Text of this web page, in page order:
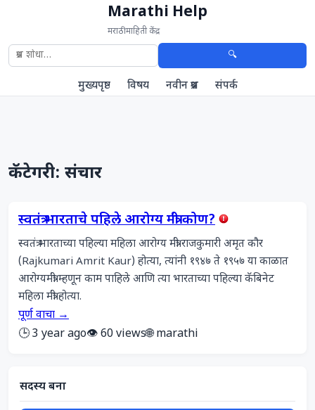
Marathi Help
मराठी माहिती केंद्र
🔍
मुख्यपृष्ठ विषय नवीन प्रश्न संपर्क
कॅटेगरी: संचार
स्वतंत्र भारताचे पहिले आरोग्य मंत्री कोण?
स्वतंत्र भारताच्या पहिल्या महिला आरोग्य मंत्री राजकुमारी अमृत कौर
(Rajkumari Amrit Kaur) होत्या, त्यांनी १९४७ ते १९५७ या काळात
आरोग्यमंत्री म्हणून काम पाहिले आणि त्या भारताच्या पहिल्या कॅबिनेट
महिला मंत्री होत्या.
पूर्ण वाचा →
🕒 3 year ago👁️ 60 views🌐 marathi
सदस्य बना